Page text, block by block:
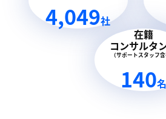
4,049社
在籍
コンサルタ
（サポートスタッフ含
140名